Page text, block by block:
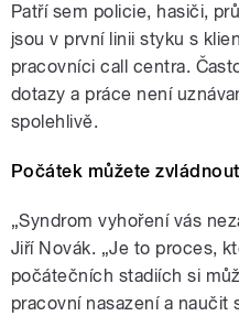
Patří sem policie, hasiči,
jsou v první linii styku s
pracovníci call centra.
dotazy a práce není
spolehlivě.
Počátek můžete
„Syndrom vyhoření vás
Jiří Novák. „Je to proces,
počátečních stadiích si
pracovní nasazení a naučit